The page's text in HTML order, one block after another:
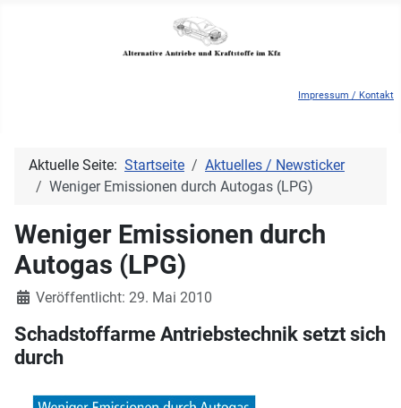
Impressum / Kontakt
Aktuelle Seite: Startseite
Aktuelles / Newsticker
Weniger Emissionen durch Autogas (LPG)
Weniger Emissionen durch
Autogas (LPG)
DetailsVeröffentlicht: 29. Mai 2010
Schadstoffarme Antriebstechnik setzt sich
durch